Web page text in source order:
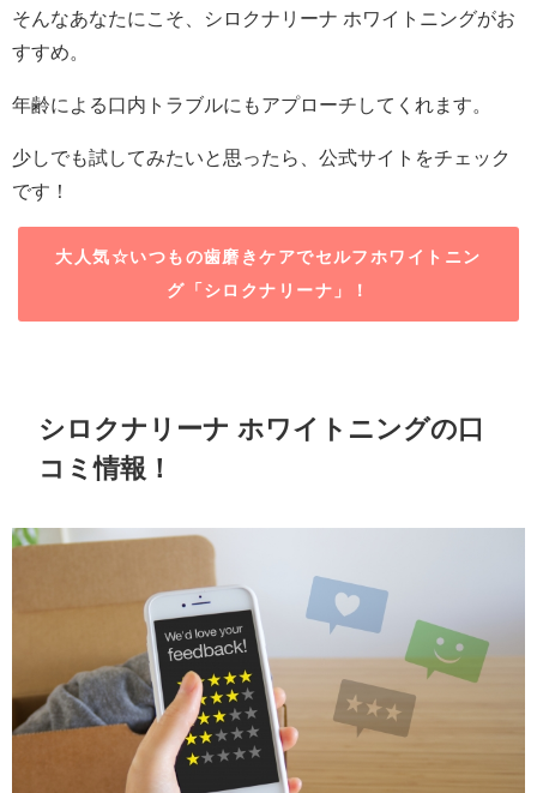
そんなあなたにこそ、シロクナリーナ ホワイトニングがお
すすめ。
年齢による口内トラブルにもアプローチしてくれます。
少しでも試してみたいと思ったら、公式サイトをチェック
です！
大人気☆いつもの歯磨きケアでセルフホワイトニン
グ「シロクナリーナ」！
シロクナリーナ ホワイトニングの口
コミ情報！